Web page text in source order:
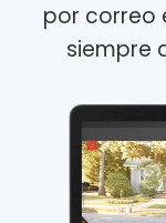
por correo
siempre